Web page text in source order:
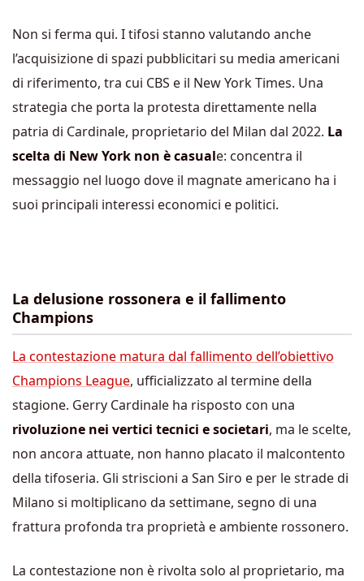
Non si ferma qui. I tifosi stanno valutando anche
l’acquisizione di spazi pubblicitari su media americani
di riferimento, tra cui CBS e il New York Times. Una
strategia che porta la protesta direttamente nella
patria di Cardinale, proprietario del Milan dal 2022. La
scelta di New York non è casuale: concentra il
messaggio nel luogo dove il magnate americano ha i
suoi principali interessi economici e politici.
La delusione rossonera e il fallimento
Champions
La contestazione matura dal fallimento dell’obiettivo
Champions League, ufficializzato al termine della
stagione. Gerry Cardinale ha risposto con una
rivoluzione nei vertici tecnici e societari, ma le scelte,
non ancora attuate, non hanno placato il malcontento
della tifoseria. Gli striscioni a San Siro e per le strade di
Milano si moltiplicano da settimane, segno di una
frattura profonda tra proprietà e ambiente rossonero.
La contestazione non è rivolta solo al proprietario, ma